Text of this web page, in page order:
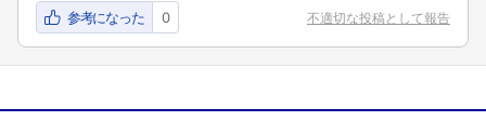
参考になった 0 不適切な投稿として報告